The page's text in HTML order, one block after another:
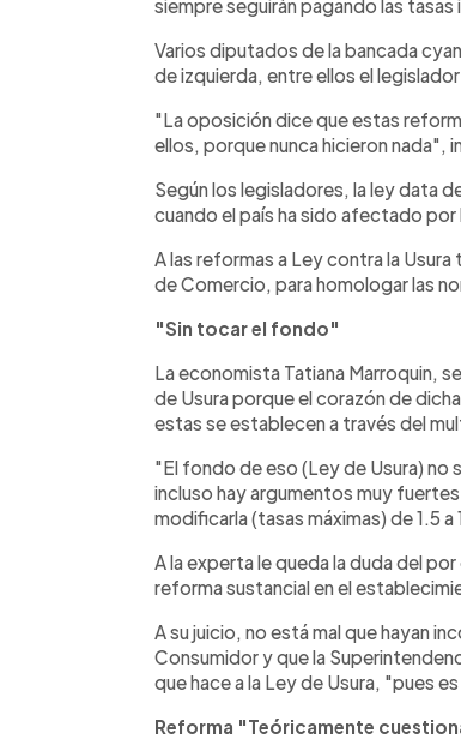
siempre seguirán pagando las tasas
Varios diputados de la bancada
de izquierda, entre ellos el
"La oposición dice que estas
ellos, porque nunca hicieron nada",
Según los legisladores, la ley data
cuando el país ha sido afectado por
A las reformas a Ley contra la
de Comercio, para homologar las
"Sin tocar el fondo"
La economista Tatiana Marroquin,
de Usura porque el corazón de
estas se establecen a través del
"El fondo de eso (Ley de Usura)
incluso hay argumentos muy
modificarla (tasas máximas) de 1.5
A la experta le queda la duda del
reforma sustancial en el
A su juicio, no está mal que hayan
Consumidor y que la
que hace a la Ley de Usura, "pues
Reforma "Teóricamente